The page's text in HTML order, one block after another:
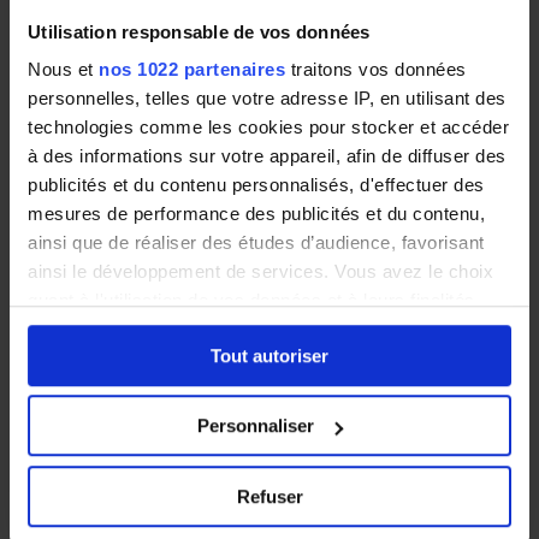
Utilisation responsable de vos données
Nous et nos 1022 partenaires traitons vos données
personnelles, telles que votre adresse IP, en utilisant des
technologies comme les cookies pour stocker et accéder
à des informations sur votre appareil, afin de diffuser des
publicités et du contenu personnalisés, d'effectuer des
mesures de performance des publicités et du contenu,
ainsi que de réaliser des études d’audience, favorisant
ainsi le développement de services. Vous avez le choix
Vous pouvez modifier ou retirer votre consentement à
tout moment en consultant la Déclaration relative aux
cookies ou en cliquant sur l'icône de confidentialité.
géographique qui peuvent être précises à plusieurs
Tout autoriser
Personnaliser
Refuser
Principalement connue pour son patrimoine
historique, Fontainebleau est aussi une commune
recherchée par de nombreux Français qui désirent
s’installer près de
. Cette popularité alimente
un marché de l’immobilier avec des prix en hausse
constante.
Les habitants de Fontainebleau apprécient son
ainsi que plusieurs restaurants et cafés leur
permettant de sortir près de chez eux.
Fontainebleau est également une ville idéale pour
les sportifs qui profitent d’un accès direct à la forêt
et à différents équipements sportifs de qualité.